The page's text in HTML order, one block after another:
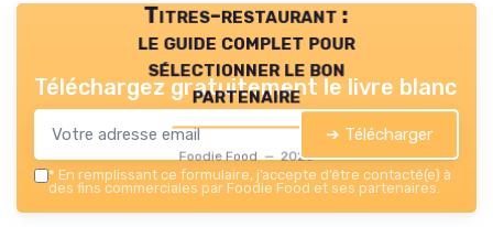
Titres-restaurant :
le guide complet pour
sélectionner le bon
partenaire
Foodie Food — 2026
Téléchargez gratuitement le livre blanc
➔ Télécharger
* En remplissant ce formulaire, j’accepte d’être contacté(e) à
des fins commerciales par Foodie Food et ses partenaires.